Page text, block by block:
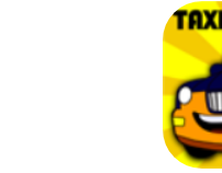
主题壁纸
拍摄美化